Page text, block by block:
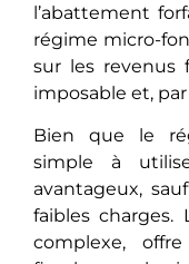
l’abattement
régime micro-
sur les revenus
imposable et,
Bien que le
simple à
avantageux,
faibles
complexe,